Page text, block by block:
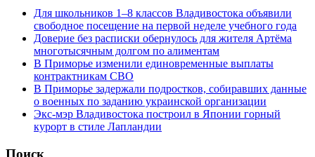
Для школьников 1–8 классов Владивостока объявили
свободное посещение на первой неделе учебного года
Доверие без расписки обернулось для жителя Артёма
многотысячным долгом по алиментам
В Приморье изменили единовременные выплаты
контрактникам СВО
В Приморье задержали подростков, собиравших данные
о военных по заданию украинской организации
Экс-мэр Владивостока построил в Японии горный
курорт в стиле Лапландии
Поиск